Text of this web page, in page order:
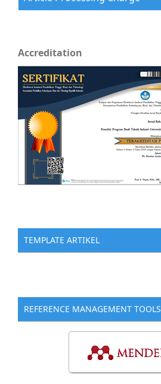
Accreditation
TEMPLATE ARTIKEL
REFERENCE MANAGEMENT TOOLS